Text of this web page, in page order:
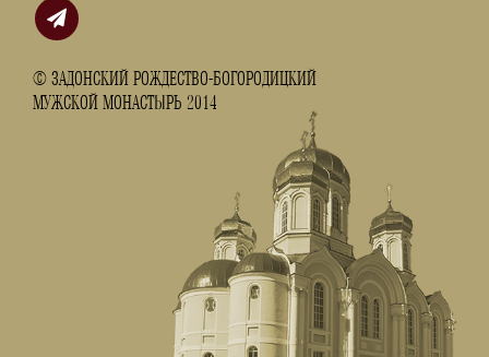
© ЗАДОНСКИЙ РОЖДЕСТВО-БОГОРОДИЦКИЙ
МУЖСКОЙ МОНАСТЫРЬ 2014